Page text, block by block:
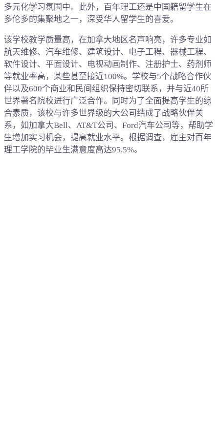
多元化学习氛围中。此外，百年理工还是中国籍留学生在
多伦多的集聚地之一，深受华人留学生的喜爱。
该学校教学质量高，在加拿大地区名声响亮，许多专业如
航天维修、汽车维修、建筑设计、电子工程、器械工程、
软件设计、平面设计、电视动画制作、注册护士、药剂师
等就业率高，某些甚至接近100%。学校与5个战略合作伙
伴以及600个商业和民间组织保持密切联系，并与近40所
世界著名院校进行广泛合作。同时为了全面提高学生的综
合素质，该校与许多世界级的大公司结成了战略伙伴关
系，如加拿大Bell、AT&T公司、Ford汽车公司等，帮助学
生增加实习机会，提高就业水平。根据调查，雇主对百年
理工学院的毕业生满意度高达95.5%。